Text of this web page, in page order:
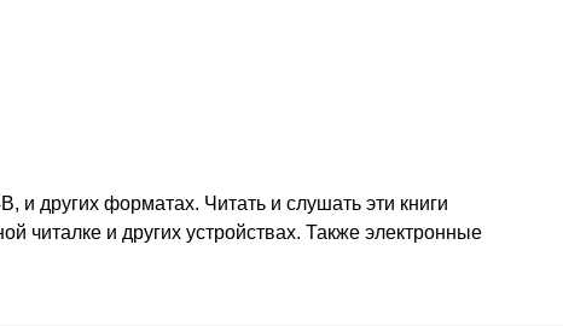
и других форматах. Читать и слушать эти книги
и других устройствах. Также электронные